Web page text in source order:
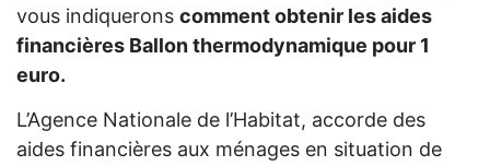
vous indiquerons comment obtenir les aides
financières Ballon thermodynamique pour 1
euro.
L’Agence Nationale de l’Habitat, accorde des
aides financières aux ménages en situation de